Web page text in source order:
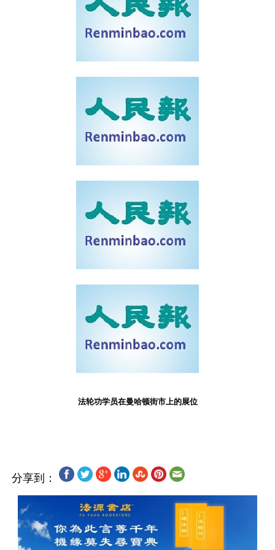
法轮功学员在曼哈顿街市上的展位
分享到：